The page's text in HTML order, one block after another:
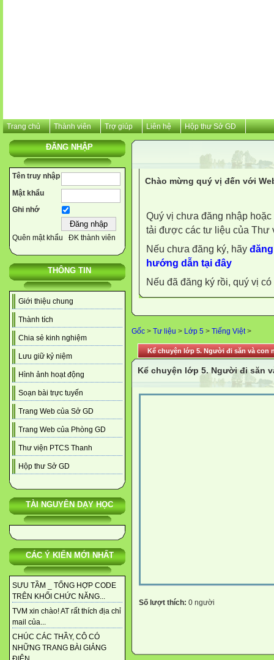
Trang chủ Thành viên Trợ giúp Liên hệ Hộp thư Sở GD
ĐĂNG NHẬP
Tên truy nhập
Mật khẩu
Ghi nhớ
Quên mật khẩu ĐK thành viên
THÔNG TIN
Giới thiệu chung
Thành tích
Chia sẻ kinh nghiệm
Lưu giữ kỷ niệm
Hình ảnh hoạt động
Soạn bài trực tuyến
Trang Web của Sở GD
Trang Web của Phòng GD
Thư viện PTCS Thanh
Hộp thư Sở GD
TÀI NGUYÊN DẠY HỌC
CÁC Ý KIẾN MỚI NHẤT
SƯU TẦM _ TỔNG HỢP CODE
TRÊN KHỐI CHỨC NĂNG...
TVM xin chào! AT rất thích địa chỉ
mail của...
CHÚC CÁC THẦY, CÔ CÓ
NHỮNG TRANG BÀI GIẢNG
Chào mừng quý vị đến với
Quý vị chưa đăng nhập
tải được các tư liệu của Thư
Nếu chưa đăng ký, hãy
hướng dẫn tại đây
Nếu đã đăng ký rồi, quý vị
Gốc > Tư liệu > Lớp 5 > Tiếng Việt>
Kể chuyện lớp 5. Người đi săn và con
Kể chuyện lớp 5. Người đi săn
Số lượt thích: 0 người